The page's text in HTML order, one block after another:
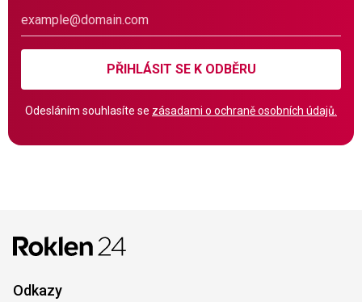
PŘIHLÁSIT SE K ODBĚRU
Odesláním souhlasíte se zásadami o ochraně osobních údajů.
Odkazy